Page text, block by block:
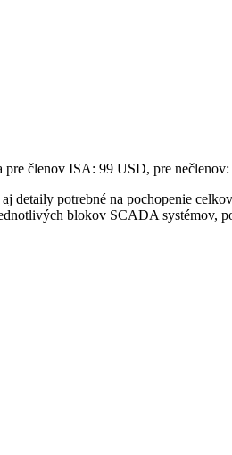
členov ISA: 99 USD, pre
potrebné na pochopenie
blokov SCADA systémov,